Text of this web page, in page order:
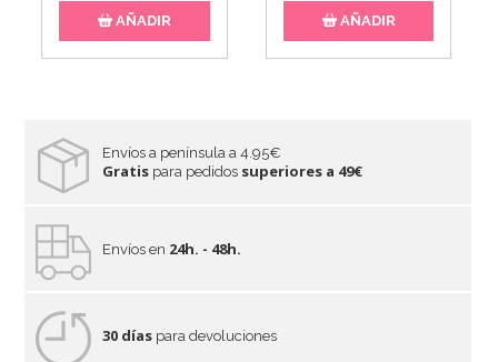
AÑADIR AÑADIR
Envíos a península a 4.95€
Gratis para pedidos superiores a 49€
Envíos en 24h. - 48h.
30 días para devoluciones